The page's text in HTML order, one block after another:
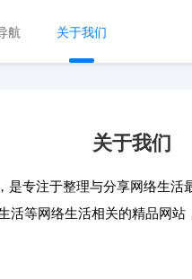
航 关于我们
关于我们
是专注于整理与分享网络生
活等网络生活相关的精品网